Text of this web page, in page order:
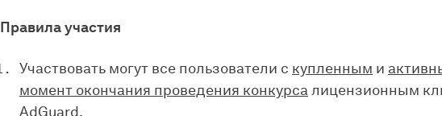
Правила участия
Участвовать могут все пользователи с купленным и
момент окончания проведения конкурсалицензионным
AdGuard.